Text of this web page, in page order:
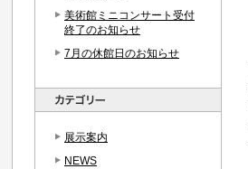
美術館ミニコンサート受付
終了のお知らせ
7月の休館日のお知らせ
展示案内
NEWS